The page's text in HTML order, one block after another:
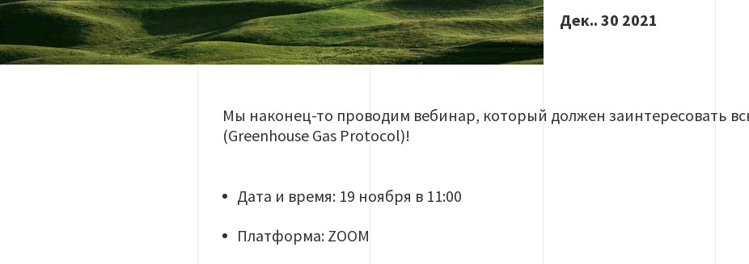
Дек.. 30 2021
Мы наконец-то проводим вебинар, который должен заинтересовать
(Greenhouse Gas Protocol)!
Дата и время: 19 ноября в 11:00
Платформа: ZOOM